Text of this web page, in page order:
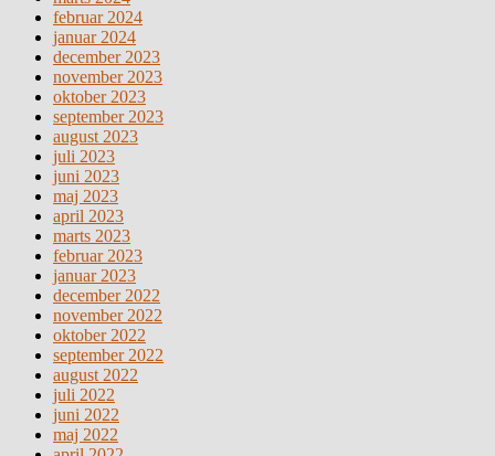
februar 2024
januar 2024
december 2023
november 2023
oktober 2023
september 2023
august 2023
juli 2023
juni 2023
maj 2023
april 2023
marts 2023
februar 2023
januar 2023
december 2022
november 2022
oktober 2022
september 2022
august 2022
juli 2022
juni 2022
maj 2022